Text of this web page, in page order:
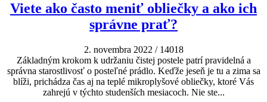
Viete ako často meniť obliečky a ako ich
správne prať?
2. novembra 2022 / 14018
Základným krokom k udržaniu čistej postele patrí pravidelná a
správna starostlivosť o posteľné prádlo. Keďže jeseň je tu a zima sa
blíži, prichádza čas aj na teplé mikroplyšové obliečky, ktoré Vás
zahrejú v týchto studenších mesiacoch. Nie ste...